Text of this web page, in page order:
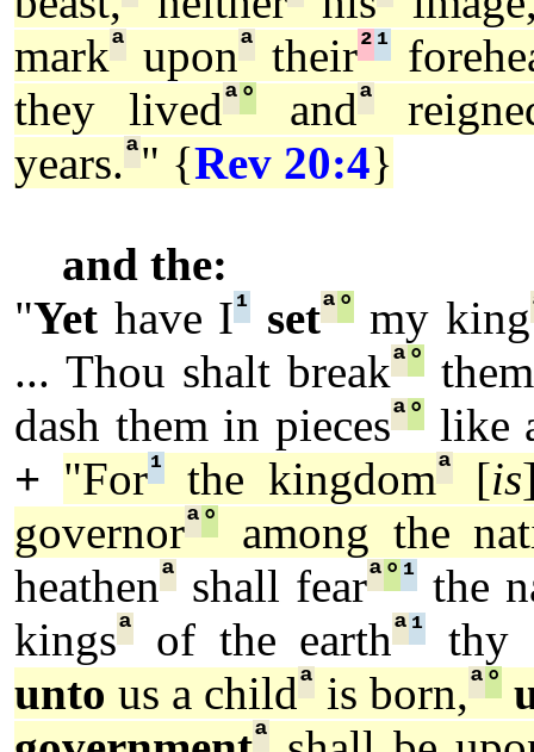
markª uponª their²¹
they livedª° andª
years.ª" {Rev 20:4}
and the:
"Yet have I¹ setª°my king
... Thou shalt breakª°
dash them in piecesª° like
+ "For¹ the kingdomª [is
governorª°
among the
heathenª shall fearª° ¹the
kingsª of the earthª¹
thy
unto us a childª is born,ª°
ª